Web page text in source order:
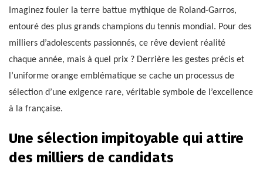
Imaginez fouler la terre battue mythique de Roland-Garros,
entouré des plus grands champions du tennis mondial. Pour des
milliers d’adolescents passionnés, ce rêve devient réalité
chaque année, mais à quel prix ? Derrière les gestes précis et
l’uniforme orange emblématique se cache un processus de
sélection d’une exigence rare, véritable symbole de l’excellence
à la française.
Une sélection impitoyable qui attire
des milliers de candidats